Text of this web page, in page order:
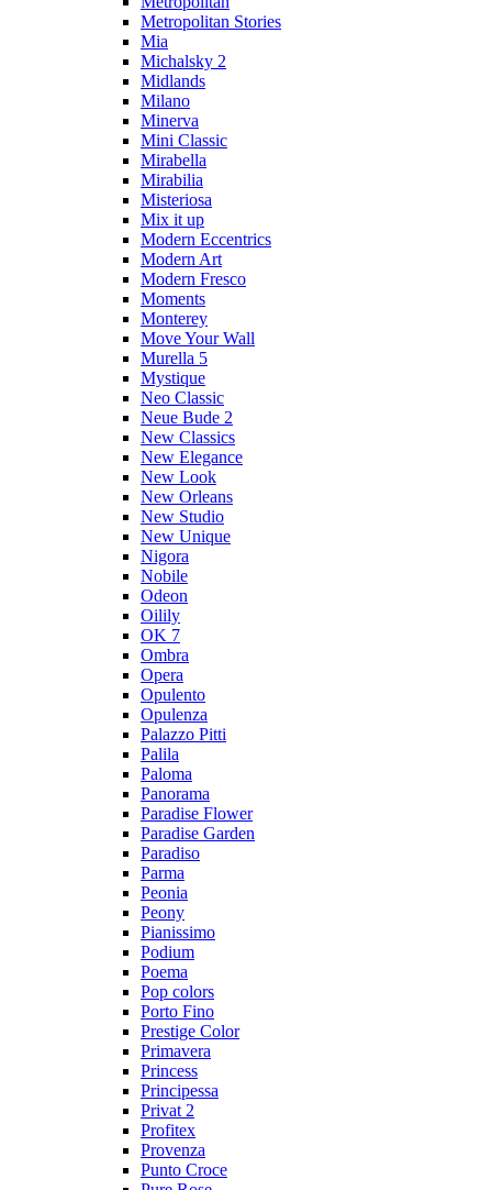
Metropolitan Stories
Mia
Michalsky 2
Midlands
Milano
Minerva
Mini Classic
Mirabella
Mirabilia
Misteriosa
Mix it up
Modern Eccentrics
Modern Art
Modern Fresco
Moments
Monterey
Move Your Wall
Murella 5
Mystique
Neo Classic
Neue Bude 2
New Classics
New Elegance
New Look
New Orleans
New Studio
New Unique
Nigora
Nobile
Odeon
Oilily
OK 7
Ombra
Opera
Opulento
Opulenza
Palazzo Pitti
Palila
Paloma
Panorama
Paradise Flower
Paradise Garden
Paradiso
Parma
Peonia
Peony
Pianissimo
Podium
Poema
Pop colors
Porto Fino
Prestige Color
Primavera
Princess
Principessa
Privat 2
Profitex
Provenza
Punto Croce